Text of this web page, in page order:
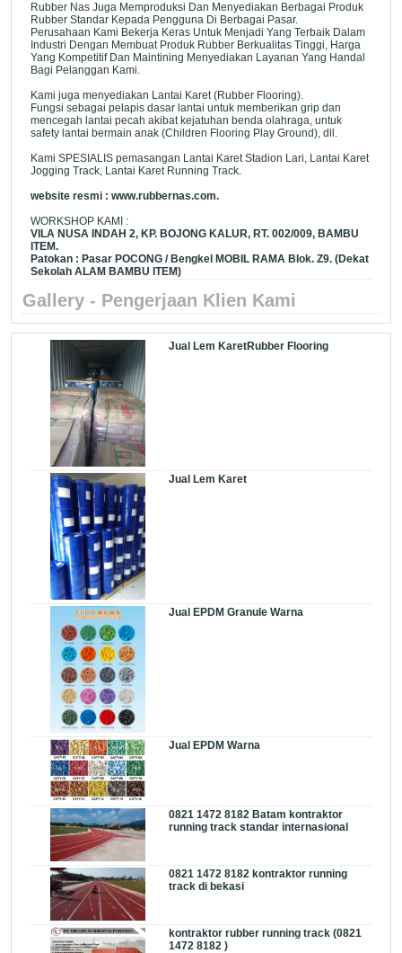
Rubber Nas Juga Memproduksi Dan Menyediakan Berbagai Produk
Rubber Standar Kepada Pengguna Di Berbagai Pasar.
Perusahaan Kami Bekerja Keras Untuk Menjadi Yang Terbaik Dalam
Industri Dengan Membuat Produk Rubber Berkualitas Tinggi, Harga
Yang Kompetitif Dan Maintining Menyediakan Layanan Yang Handal
Bagi Pelanggan Kami.
Kami juga menyediakan Lantai Karet (Rubber Flooring).
Fungsi sebagai pelapis dasar lantai untuk memberikan grip dan
mencegah lantai pecah akibat kejatuhan benda olahraga, untuk
safety lantai bermain anak (Children Flooring Play Ground), dll.
Kami SPESIALIS pemasangan Lantai Karet Stadion Lari, Lantai Karet
Jogging Track, Lantai Karet Running Track.
website resmi : www.rubbernas.com.
WORKSHOP KAMI :
VILA NUSA INDAH 2, KP. BOJONG KALUR, RT. 002/009, BAMBU
ITEM.
Patokan : Pasar POCONG / Bengkel MOBIL RAMA Blok. Z9. (Dekat
Sekolah ALAM BAMBU ITEM)
Gallery - Pengerjaan Klien Kami
Jual Lem KaretRubber Flooring
Jual Lem Karet
Jual EPDM Granule Warna
Jual EPDM Warna
0821 1472 8182 Batam kontraktor
running track standar internasional
0821 1472 8182 kontraktor running
track di bekasi
kontraktor rubber running track (0821
1472 8182 )